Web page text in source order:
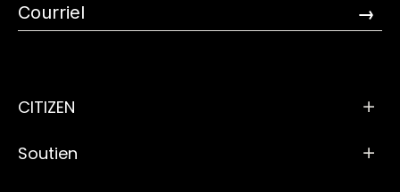
→
CITIZEN
Soutien